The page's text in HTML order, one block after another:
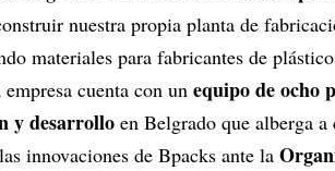
nuestra propia planta de
materiales para fabricantes de
cuenta con un equipo de ocho
y desarrollo en Belgrado que alberga
innovaciones de Bpacks ante la